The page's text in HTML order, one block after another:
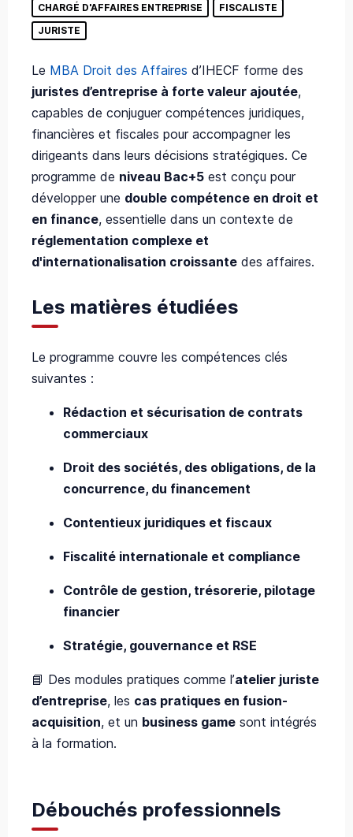
CHARGÉ D'AFFAIRES ENTREPRISE
FISCALISTE
JURISTE
Le MBA Droit des Affaires d’IHECF forme des
juristes d’entreprise à forte valeur ajoutée,
capables de conjuguer compétences juridiques,
financières et fiscales pour accompagner les
dirigeants dans leurs décisions stratégiques. Ce
programme de niveau Bac+5 est conçu pour
développer une double compétence en droit et
en finance, essentielle dans un contexte de
réglementation complexe et
d'internationalisation croissante des affaires.
Les matières étudiées
Le programme couvre les compétences clés
suivantes :
Rédaction et sécurisation de contrats
commerciaux
Droit des sociétés, des obligations, de la
concurrence, du financement
Contentieux juridiques et fiscaux
Fiscalité internationale et compliance
Contrôle de gestion, trésorerie, pilotage
financier
Stratégie, gouvernance et RSE
📘 Des modules pratiques comme l’atelier juriste
d’entreprise, les cas pratiques en fusion-
acquisition, et un business game sont intégrés
à la formation.
Débouchés professionnels